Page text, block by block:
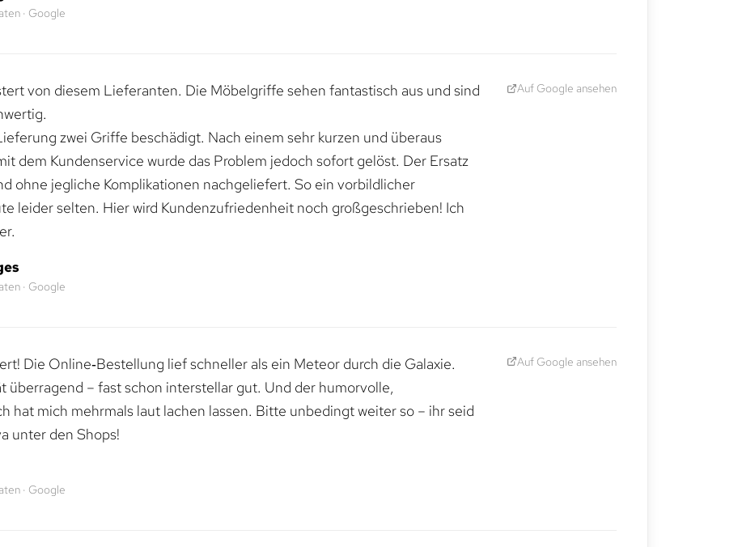
· Google
von diesem Lieferanten. Die Möbelgriffe sehen fantastisch aus und sind
zwei Griffe beschädigt. Nach einem sehr kurzen und überaus
dem Kundenservice wurde das Problem jedoch sofort gelöst. Der Ersatz
ohne jegliche Komplikationen nachgeliefert. So ein vorbildlicher
leider selten. Hier wird Kundenzufriedenheit noch großgeschrieben! Ich
· Google
Auf Google ansehen
Die Online‑Bestellung lief schneller als ein Meteor durch die Galaxie.
überragend – fast schon interstellar gut. Und der humorvolle,
hat mich mehrmals laut lachen lassen. Bitte unbedingt weiter so – ihr seid
unter den Shops!
· Google
Auf Google ansehen